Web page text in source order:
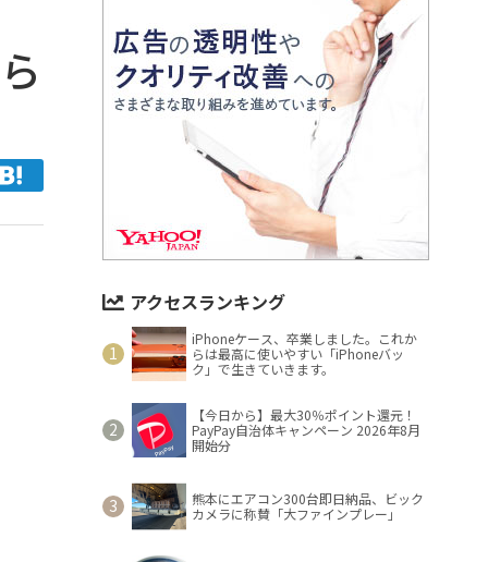
アクセスランキング
iPhoneケース、卒業しました。これか
らは最高に使いやすい「iPhoneバッ
ク」で生きていきます。
【今日から】最大30％ポイント還元！
PayPay自治体キャンペーン 2026年8月
開始分
熊本にエアコン300台即日納品、ビック
カメラに称賛「大ファインプレー」